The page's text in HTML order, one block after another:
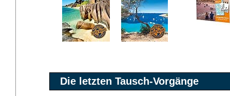
Die letzten Tausch-Vorgänge